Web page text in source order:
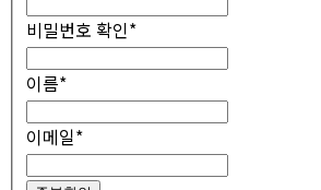
비밀번호 확인*
이름*
이메일*